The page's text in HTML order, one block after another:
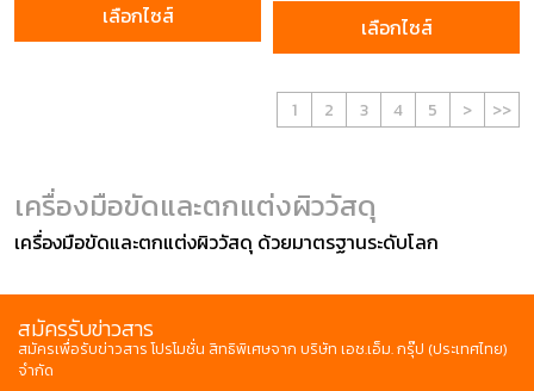
เลือกไซส์ เลือกไซส์
1 2 3 4 5 > >>
เครื่องมือขัดและตกแต่งผิววัสดุ
เครื่องมือขัดและตกแต่งผิววัสดุ ด้วยมาตรฐานระดับโลก
สมัครรับข่าวสาร
สมัครเพื่อรับข่าวสาร โปรโมชั่น สิทธิพิเศษจาก บริษัท เอช.เอ็ม. กรุ๊ป (ประเทศไทย)
จำกัด